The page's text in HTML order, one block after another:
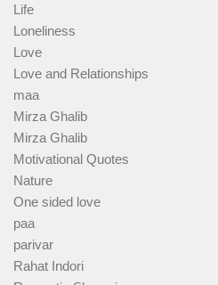
Life
Loneliness
Love
Love and Relationships
maa
Mirza Ghalib
Mirza Ghalib
Motivational Quotes
Nature
One sided love
paa
parivar
Rahat Indori